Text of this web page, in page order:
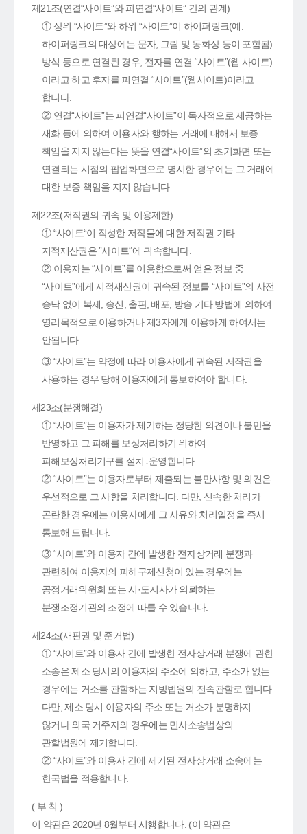
제21조(연결“사이트”와 피연결“사이트” 간의 관계)
① 상위 “사이트”와 하위 “사이트”이 하이퍼링크(예:
하이퍼링크의 대상에는 문자, 그림 및 동화상 등이 포함됨)
방식 등으로 연결된 경우, 전자를 연결 “사이트”(웹 사이트)
이라고 하고 후자를 피연결 “사이트”(웹사이트)이라고
합니다.
② 연결“사이트”는 피연결“사이트”이 독자적으로 제공하는
재화 등에 의하여 이용자와 행하는 거래에 대해서 보증
책임을 지지 않는다는 뜻을 연결“사이트”의 초기화면 또는
연결되는 시점의 팝업화면으로 명시한 경우에는 그 거래에
대한 보증 책임을 지지 않습니다.
제22조(저작권의 귀속 및 이용제한)
① “사이트“이 작성한 저작물에 대한 저작권 기타
지적재산권은 ”사이트“에 귀속합니다.
② 이용자는 “사이트”를 이용함으로써 얻은 정보 중
“사이트”에게 지적재산권이 귀속된 정보를 “사이트”의 사전
승낙 없이 복제, 송신, 출판, 배포, 방송 기타 방법에 의하여
영리목적으로 이용하거나 제3자에게 이용하게 하여서는
안됩니다.
③ “사이트”는 약정에 따라 이용자에게 귀속된 저작권을
사용하는 경우 당해 이용자에게 통보하여야 합니다.
제23조(분쟁해결)
① “사이트”는 이용자가 제기하는 정당한 의견이나 불만을
반영하고 그 피해를 보상처리하기 위하여
피해보상처리기구를 설치․운영합니다.
② “사이트”는 이용자로부터 제출되는 불만사항 및 의견은
우선적으로 그 사항을 처리합니다. 다만, 신속한 처리가
곤란한 경우에는 이용자에게 그 사유와 처리일정을 즉시
통보해 드립니다.
③ “사이트”와 이용자 간에 발생한 전자상거래 분쟁과
관련하여 이용자의 피해구제신청이 있는 경우에는
공정거래위원회 또는 시·도지사가 의뢰하는
분쟁조정기관의 조정에 따를 수 있습니다.
제24조(재판권 및 준거법)
① “사이트”와 이용자 간에 발생한 전자상거래 분쟁에 관한
소송은 제소 당시의 이용자의 주소에 의하고, 주소가 없는
경우에는 거소를 관할하는 지방법원의 전속관할로 합니다.
다만, 제소 당시 이용자의 주소 또는 거소가 분명하지
않거나 외국 거주자의 경우에는 민사소송법상의
관할법원에 제기합니다.
② “사이트”와 이용자 간에 제기된 전자상거래 소송에는
한국법을 적용합니다.
( 부 칙 )
이 약관은 2020년 8월부터 시행합니다. (이 약관은